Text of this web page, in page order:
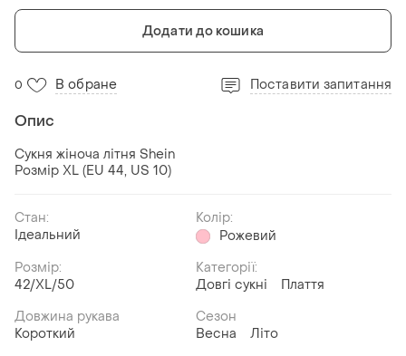
Додати до кошика
0 В обране Поставити запитання
Опис
Сукня жіноча літня Shein
Розмір XL (EU 44, US 10)
Стан:
Ідеальний
Колір:
Рожевий
Розмір:
42/XL/50
Категорії:
Довгі сукні
Плаття
Довжина рукава
Короткий
Сезон
Весна
Літо